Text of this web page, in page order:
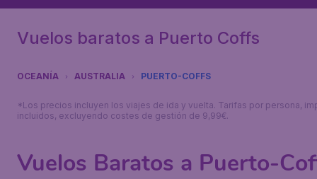
Vuelos baratos a Puerto Coffs
OCEANÍA AUSTRALIA PUERTO-COFFS
*Los precios incluyen los viajes de ida y vuelta. Tarifas por persona,
incluidos, excluyendo costes de gestión de 9,99€.
Vuelos Baratos a Puerto-